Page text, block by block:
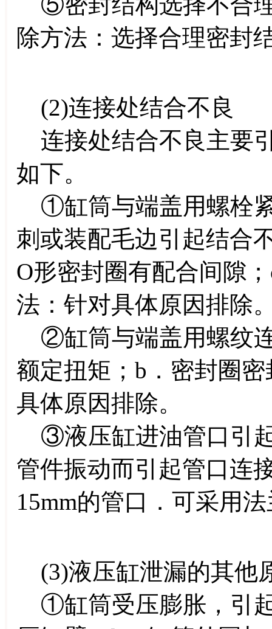
除方法：选择合理密封
(2)连接处结合不良
连接处结合不良主要
如下。
①缸筒与端盖用螺栓
刺或装配毛边引起结合
O形密封圈有配合间隙
法：针对具体原因排除
②缸筒与端盖用螺纹
额定扭矩；b．密封圈
具体原因排除。
③液压缸进油管口引
管件振动而引起管口连
15mm的管口．可采用
(3)液压缸泄漏的其他
①缸筒受压膨胀，引